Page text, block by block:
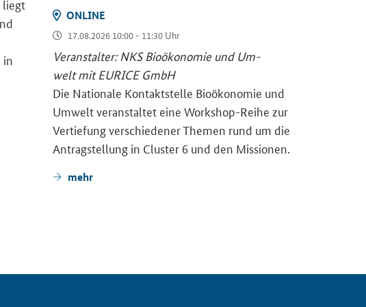
liegt
in
ON­LINE
17.08.2026 10:00 - 11:30 Uhr
Ver­an­stal­ter: NKS Bio­öko­no­mie und Um­
welt mit EU­RICE GmbH
Die Na­tio­na­le Kon­takt­stel­le Bio­öko­no­mie und
Um­welt ver­an­stal­tet eine Workshop-​Reihe zur
Ver­tie­fung ver­schie­de­ner The­men rund um die
An­trag­stel­lung in Clus­ter 6 und den Mis­sio­nen.
mehr